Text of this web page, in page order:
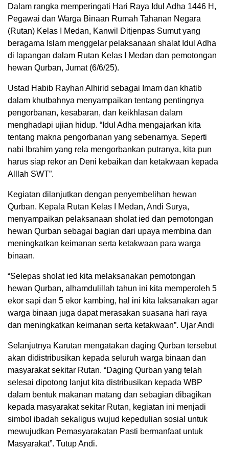
Dalam rangka memperingati Hari Raya Idul Adha 1446 H,
Pegawai dan Warga Binaan Rumah Tahanan Negara
(Rutan) Kelas I Medan, Kanwil Ditjenpas Sumut yang
beragama Islam menggelar pelaksanaan shalat Idul Adha
di lapangan dalam Rutan Kelas I Medan dan pemotongan
hewan Qurban, Jumat (6/6/25).
Ustad Habib Rayhan Alhirid sebagai Imam dan khatib
dalam khutbahnya menyampaikan tentang pentingnya
pengorbanan, kesabaran, dan keikhlasan dalam
menghadapi ujian hidup. “Idul Adha mengajarkan kita
tentang makna pengorbanan yang sebenarnya. Seperti
nabi Ibrahim yang rela mengorbankan putranya, kita pun
harus siap rekor an Deni kebaikan dan ketakwaan kepada
Alllah SWT”.
Kegiatan dilanjutkan dengan penyembelihan hewan
Qurban. Kepala Rutan Kelas I Medan, Andi Surya,
menyampaikan pelaksanaan sholat ied dan pemotongan
hewan Qurban sebagai bagian dari upaya membina dan
meningkatkan keimanan serta ketakwaan para warga
binaan.
“Selepas sholat ied kita melaksanakan pemotongan
hewan Qurban, alhamdulillah tahun ini kita memperoleh 5
ekor sapi dan 5 ekor kambing, hal ini kita laksanakan agar
warga binaan juga dapat merasakan suasana hari raya
dan meningkatkan keimanan serta ketakwaan”. Ujar Andi
Selanjutnya Karutan mengatakan daging Qurban tersebut
akan didistribusikan kepada seluruh warga binaan dan
masyarakat sekitar Rutan. “Daging Qurban yang telah
selesai dipotong lanjut kita distribusikan kepada WBP
dalam bentuk makanan matang dan sebagian dibagikan
kepada masyarakat sekitar Rutan, kegiatan ini menjadi
simbol ibadah sekaligus wujud kepedulian sosial untuk
mewujudkan Pemasyarakatan Pasti bermanfaat untuk
Masyarakat”. Tutup Andi.